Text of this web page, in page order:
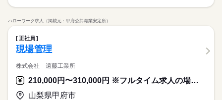
ハローワーク求人（掲載元：甲府公共職業安定所）
正社員
現場管理
株式会社 遠藤工業所
210,000円〜310,000円 ※フルタイム求人の場合は月額（換算額）、パート求人の場合は時間額を表示しています。
山梨県甲府市